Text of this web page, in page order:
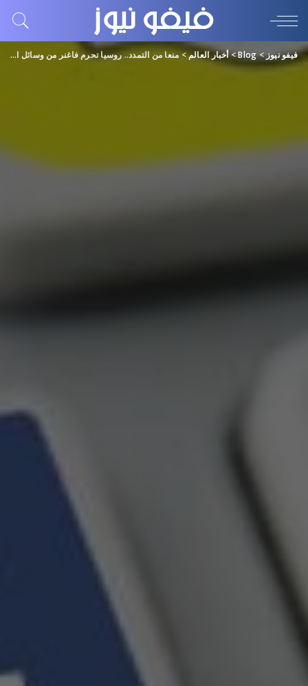
فيفو نيوز>
Blog
>أخبار العالم>منعا من التمدد.. روسيا تحرم فاغنر من وسائل التواصل